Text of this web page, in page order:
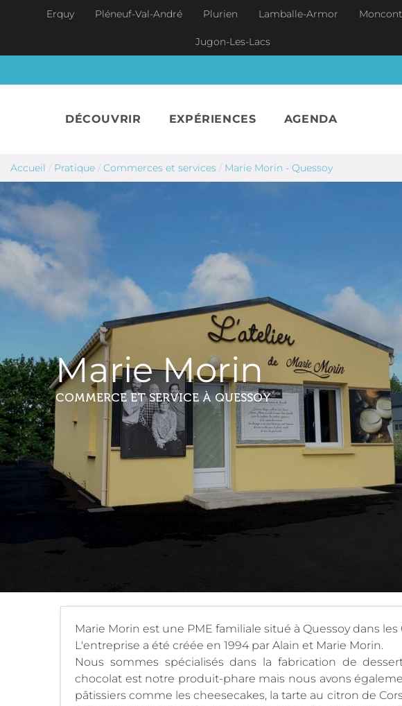
Aller au contenu principal
Erquy Pléneuf-Val-André Plurien Lamballe-Armor
Jugon-Les-Lacs
DÉCOUVRIR EXPÉRIENCES AGENDA
Accueil / Pratique / Commerces et services / Marie Morin - Quessoy
Marie Morin
COMMERCE ET SERVICE À QUESSOY
Marie Morin est une PME familiale situé à Quessoy dans les
L'entreprise a été créée en 1994 par Alain et Marie Morin.
Nous sommes spécialisés dans la fabrication de
chocolat est notre produit-phare mais nous avons
pâtissiers comme les cheesecakes, la tarte au citron de